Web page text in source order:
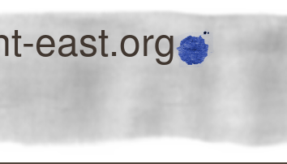
east.org